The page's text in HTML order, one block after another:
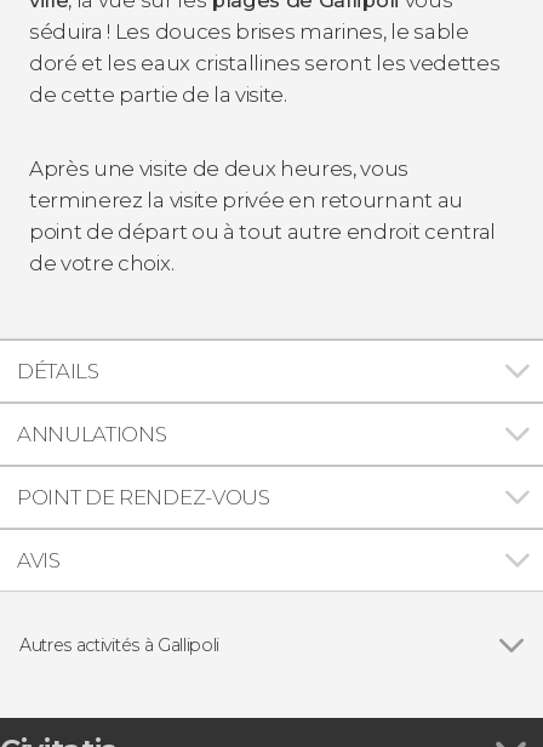
séduira ! Les douces brises marines, le sable
doré et les eaux cristallines seront les vedettes
de cette partie de la visite.
Après une visite de deux heures, vous
terminerez la visite privée en retournant au
point de départ ou à tout autre endroit central
de votre choix.
DÉTAILS
ANNULATIONS
POINT DE RENDEZ-VOUS
AVIS
Autres activités à Gallipoli